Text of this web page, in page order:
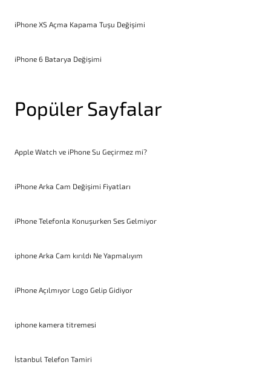
iPhone XS Açma Kapama Tuşu Değişimi
iPhone 6 Batarya Değişimi
Popüler Sayfalar
Apple Watch ve iPhone Su Geçirmez mi?
iPhone Arka Cam Değişimi Fiyatları
iPhone Telefonla Konuşurken Ses Gelmiyor
iphone Arka Cam kırıldı Ne Yapmalıyım
iPhone Açılmıyor Logo Gelip Gidiyor
iphone kamera titremesi
İstanbul Telefon Tamiri